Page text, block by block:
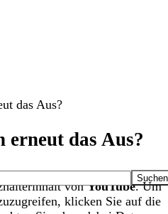
das Aus?
erneut das Aus?
vonYouTube. Um
klicken Sie auf die